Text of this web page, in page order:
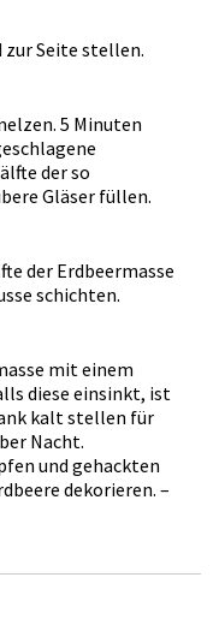
zur Seite stellen.
5 Minuten
der so
Gläser füllen.
der Erdbeermasse
schichten.
mit einem
diese einsinkt, ist
kalt stellen für
Nacht.
und gehackten
dekorieren. –